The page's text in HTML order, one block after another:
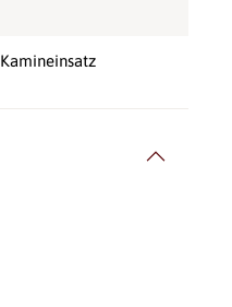
Kamineinsatz